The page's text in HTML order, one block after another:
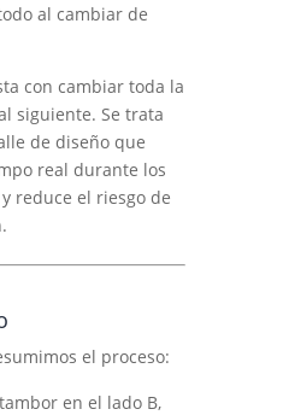
al cambiar de
con cambiar toda la
siguiente. Se trata
de diseño que
real durante los
reduce el riesgo de
el proceso:
en el lado B,